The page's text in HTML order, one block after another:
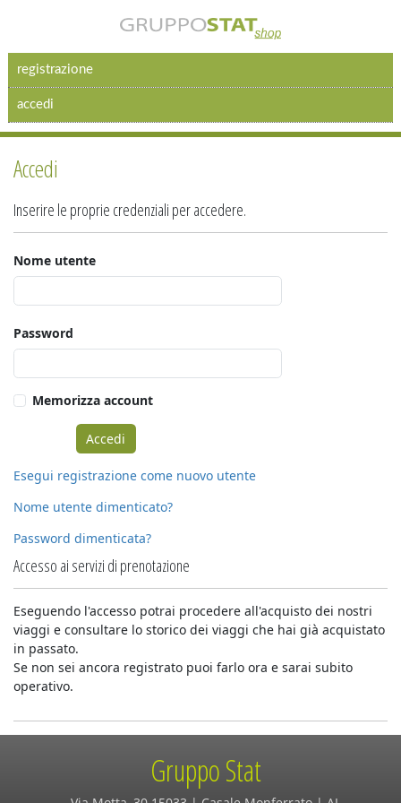
registrazione
accedi
Accedi
Inserire le proprie credenziali per accedere.
Nome utente
Password
Memorizza account
Esegui registrazione come nuovo utente
Nome utente dimenticato?
Password dimenticata?
Accesso ai servizi di prenotazione
Eseguendo l'accesso potrai procedere all'acquisto dei nostri
viaggi e consultare lo storico dei viaggi che hai già acquistato
in passato.
Se non sei ancora registrato puoi farlo ora e sarai subito
operativo.
Gruppo Stat